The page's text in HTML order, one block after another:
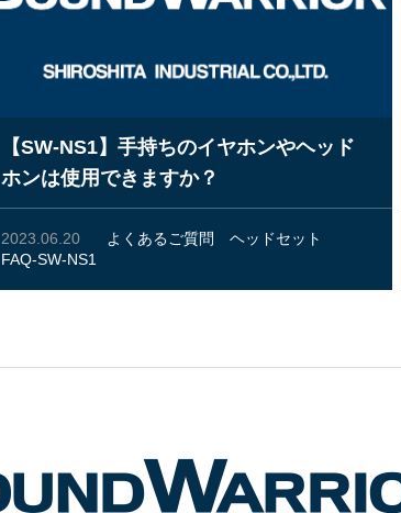
【SW-NS1】手持ちのイヤホンやヘッド
ホンは使用できますか？
2023.06.20 よくあるご質問
ヘッドセット
FAQ-SW-NS1